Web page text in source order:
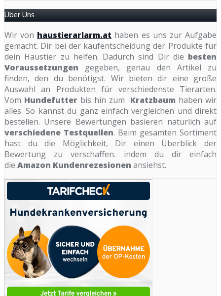
Über Uns
Wir von haustierarlarm.at haben es uns zur Aufgabe
gemacht. Dir bei der kaufentscheidung der Produkte für
dein Haustier zu helfen. Dadurch sind Dir die besten
Voraussetzungen gegeben, genau den Artikel zu
finden, den du benötigst. Wir bieten dir eine große
Auswahl an Produkten für verschiedenste Tierarten.
Vom Hundefutter bis hin zum Kratzbaum haben wir
alles. So kannst du ganz einfach vergleichen und direkt
bestellen. Unsere Bewertungen basieren natürlich auf
verschiedene Testquellen. Beim gesamten Sortiment
hast du die Möglichkeit, Dir einen Überblick der
Bewertung zu verschaffen. indem du dir einfach
die Amazon Kundenrezesionen ansiehst.